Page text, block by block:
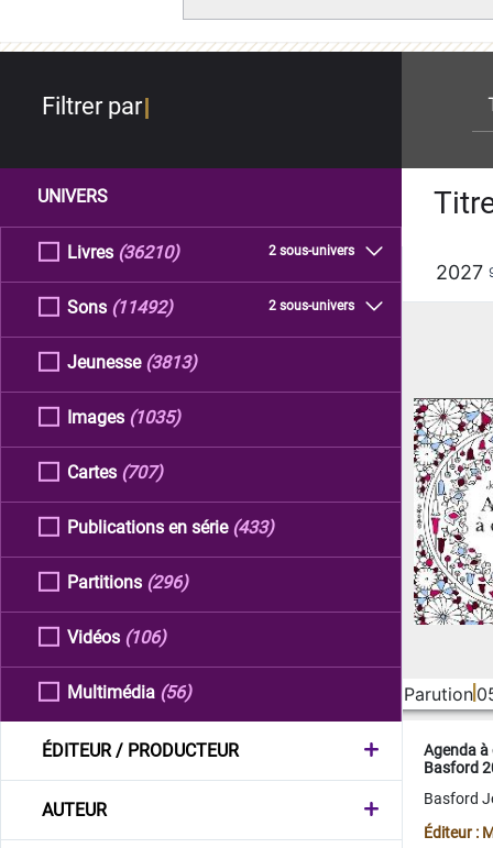
Filtrer par
UNIVERS
Livres 2 sous-univers
(36210)
Sons 2 sous-univers
(11492)
Jeunesse (3813)
Images (1035)
Cartes (707)
Publications en série (433)
Partitions (296)
Vidéos (106)
Multimédia (56)
ÉDITEUR / PRODUCTEUR
AUTEUR
2027
Parution
Agenda
Basford
Basford
Éditeur :